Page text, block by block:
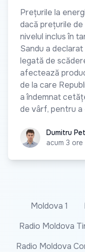
Prețurile la
dacă prețurile
nivelul inclus în
Sandu a
legată de
afectează
de la care
a îndemnat
de vârf, pentru
DumitruDumitru
acum 3 ore
Moldova 1
Radio Moldova
Radio Moldova